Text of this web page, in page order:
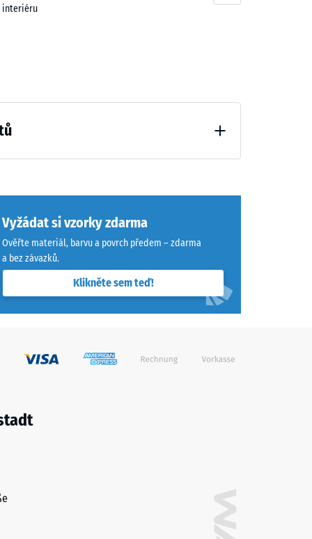
interiéru
(BS 7188)
R10
Vyžádat si vzorky zdarma
Ověřte materiál, barvu a povrch předem – zdarma
a bez závazků.
Klikněte sem teď!